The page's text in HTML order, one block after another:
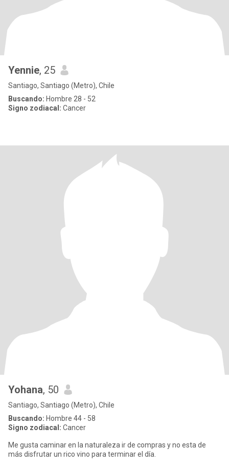
Yennie, 25
Santiago, Santiago (Metro), Chile
Buscando: Hombre 28 - 52
Signo zodiacal: Cancer
Yohana, 50
Santiago, Santiago (Metro), Chile
Buscando: Hombre 44 - 58
Signo zodiacal: Cancer
Me gusta caminar en la naturaleza ir de compras y no esta de
más disfrutar un rico vino para terminar el día.